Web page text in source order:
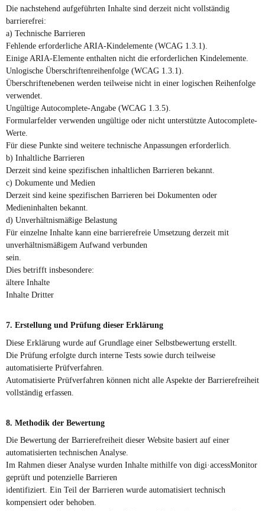
Die nachstehend aufgeführten Inhalte sind derzeit nicht vollständig
barrierefrei:
a) Technische Barrieren
Fehlende erforderliche ARIA-Kindelemente (WCAG 1.3.1).
Einige ARIA-Elemente enthalten nicht die erforderlichen Kindelemente.
Unlogische Überschriftenreihenfolge (WCAG 1.3.1).
Überschriftenebenen werden teilweise nicht in einer logischen Reihenfolge
verwendet.
Ungültige Autocomplete-Angabe (WCAG 1.3.5).
Formularfelder verwenden ungültige oder nicht unterstützte Autocomplete-
Werte.
Für diese Punkte sind weitere technische Anpassungen erforderlich.
b) Inhaltliche Barrieren
Derzeit sind keine spezifischen inhaltlichen Barrieren bekannt.
c) Dokumente und Medien
Derzeit sind keine spezifischen Barrieren bei Dokumenten oder
Medieninhalten bekannt.
d) Unverhältnismäßige Belastung
Für einzelne Inhalte kann eine barrierefreie Umsetzung derzeit mit
unverhältnismäßigem Aufwand verbunden
sein.
Dies betrifft insbesondere:
ältere Inhalte
Inhalte Dritter
7. Erstellung und Prüfung dieser Erklärung
Diese Erklärung wurde auf Grundlage einer Selbstbewertung erstellt.
Die Prüfung erfolgte durch interne Tests sowie durch teilweise
automatisierte Prüfverfahren.
Automatisierte Prüfverfahren können nicht alle Aspekte der Barrierefreiheit
vollständig erfassen.
8. Methodik der Bewertung
Die Bewertung der Barrierefreiheit dieser Website basiert auf einer
automatisierten technischen Analyse.
Im Rahmen dieser Analyse wurden Inhalte mithilfe von digi·accessMonitor
geprüft und potenzielle Barrieren
identifiziert. Ein Teil der Barrieren wurde automatisiert technisch
kompensiert oder behoben.